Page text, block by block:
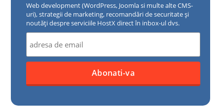
Web development (WordPress, Joomla si multe alte CMS-
uri), strategii de marketing, recomandări de securitate și
noutăți despre serviciile HostX direct în inbox-ul dvs.